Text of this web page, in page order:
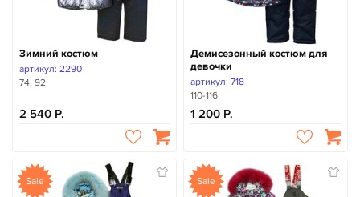
Зимний костюм
артикул: 2290
74, 92
2 540
Демисезонный костюм для
девочки
артикул: 718
110-116
1 200
Sale Sale